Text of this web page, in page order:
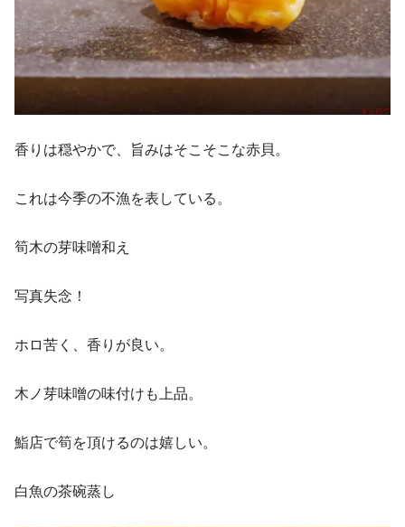
香りは穏やかで、旨みはそこそこな赤貝。
これは今季の不漁を表している。
筍木の芽味噌和え
写真失念！
ホロ苦く、香りが良い。
木ノ芽味噌の味付けも上品。
鮨店で筍を頂けるのは嬉しい。
白魚の茶碗蒸し